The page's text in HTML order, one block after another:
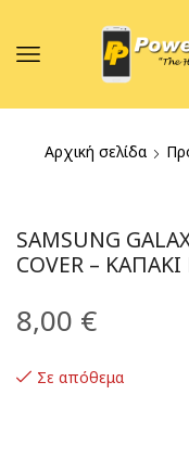
Αρχική σελίδα
SAMSUNG
COVER –
8,00 €
Σε απόθεμα